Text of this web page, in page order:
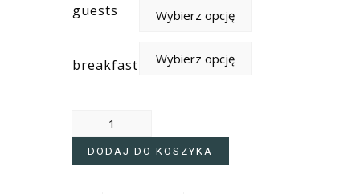
guests
breakfast
DODAJ DO KOSZYKA